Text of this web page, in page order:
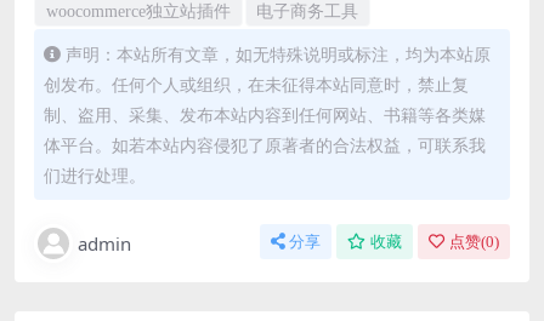
woocommerce独立站插件 电子商务工具
声明：本站所有文章，如无特殊说明或标注，均为本站原
创发布。任何个人或组织，在未征得本站同意时，禁止复
制、盗用、采集、发布本站内容到任何网站、书籍等各类媒
体平台。如若本站内容侵犯了原著者的合法权益，可联系我
们进行处理。
admin 分享 收藏 点赞(0)